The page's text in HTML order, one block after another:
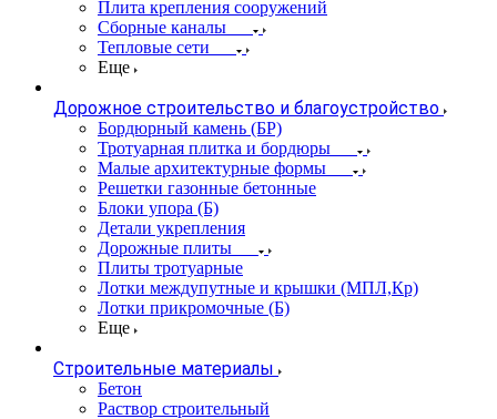
Плита крепления сооружений
Сборные каналы
Тепловые сети
Еще
Дорожное строительство и благоустройство
Бордюрный камень (БР)
Тротуарная плитка и бордюры
Малые архитектурные формы
Решетки газонные бетонные
Блоки упора (Б)
Детали укрепления
Дорожные плиты
Плиты тротуарные
Лотки междупутные и крышки (МПЛ,Кр)
Лотки прикромочные (Б)
Еще
Строительные материалы
Бетон
Раствор строительный